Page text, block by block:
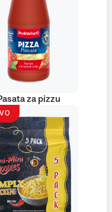
za pizzu